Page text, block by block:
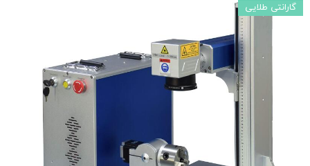
گارانتی طلایی